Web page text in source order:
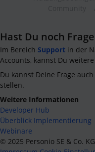
Hast Du noch
Im Bereich Support in der
Accounts, kannst Du
Du kannst Deine Frage
stellen.
Weitere Informationen
Developer Hub
Überblick Implementierung
Webinare
© 2025 Personio SE & Co. KG